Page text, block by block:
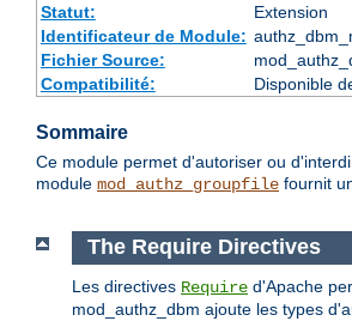
Statut:
Extension
Identificateur de Module:
Fichier Source:
Compatibilité:
Disponible
Sommaire
Ce module permet d'autoriser ou
module mod_authz_groupfile fournit
The Require Directives
Les directives Require d'Apache
mod_authz_dbm ajoute les types